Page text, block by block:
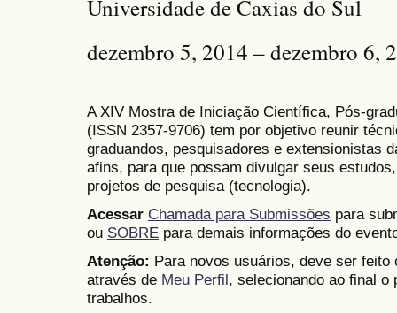
Universidade de Caxias do Sul
dezembro 5, 2014 – dezembro 6,
A XIV Mostra de Iniciação Científica, Pós-
(ISSN 2357-9706) tem por objetivo reunir
graduandos, pesquisadores e extensionistas
afins, para que possam divulgar seus
projetos de pesquisa (tecnologia).
Acessar Chamada para Submissões para
ou SOBRE para demais informações do
Atenção: Para novos usuários, deve ser
através de Meu Perfil, selecionando ao final o
trabalhos.